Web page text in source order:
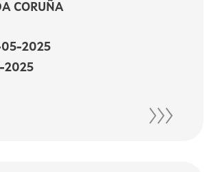
CORUÑA
05-2025
2025